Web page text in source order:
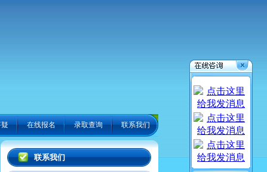
在线报名 录取查询 联系我们
联系我们